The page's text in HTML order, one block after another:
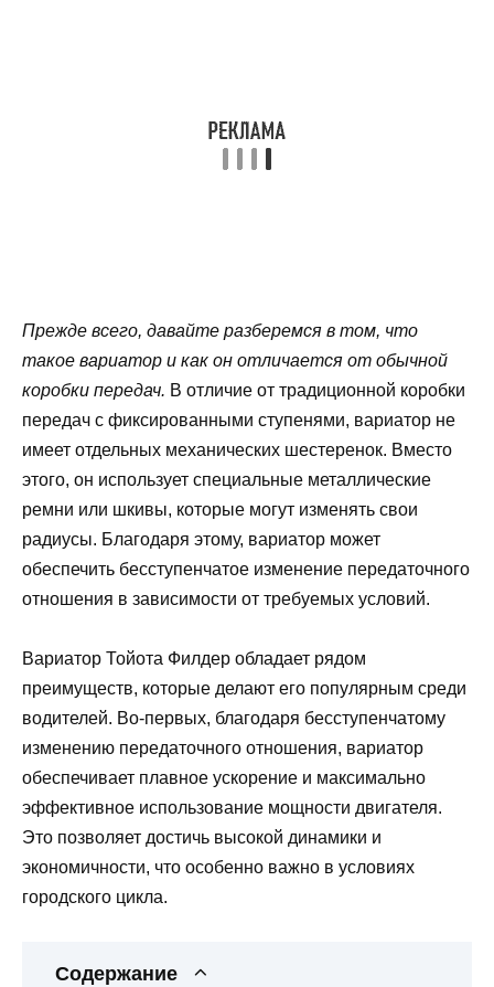
Прежде всего, давайте разберемся в том, что
такое вариатор и как он отличается от обычной
коробки передач. В отличие от традиционной коробки
передач с фиксированными ступенями, вариатор не
имеет отдельных механических шестеренок. Вместо
этого, он использует специальные металлические
ремни или шкивы, которые могут изменять свои
радиусы. Благодаря этому, вариатор может
обеспечить бесступенчатое изменение передаточного
отношения в зависимости от требуемых условий.
Вариатор Тойота Филдер обладает рядом
преимуществ, которые делают его популярным среди
водителей. Во-первых, благодаря бесступенчатому
изменению передаточного отношения, вариатор
обеспечивает плавное ускорение и максимально
эффективное использование мощности двигателя.
Это позволяет достичь высокой динамики и
экономичности, что особенно важно в условиях
городского цикла.
Содержание